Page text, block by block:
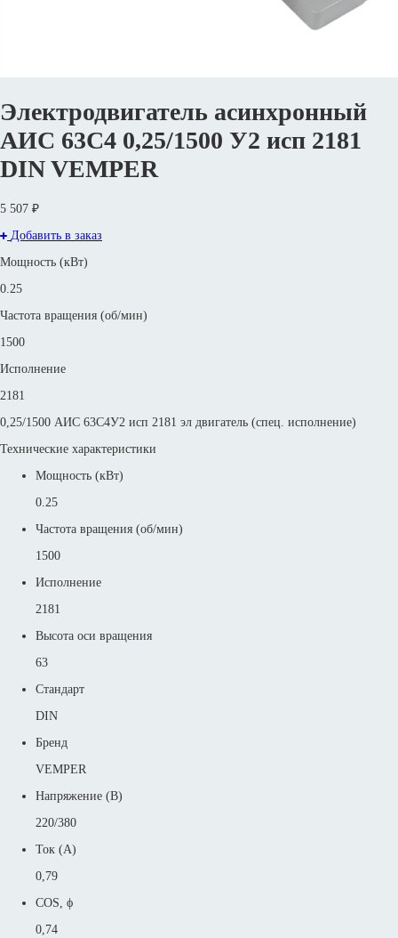
Электродвигатель асинхронный
АИС 63С4 0,25/1500 У2 исп 2181
DIN VEMPER
5 507 ₽
Добавить в заказ
Мощность (кВт)
0.25
Частота вращения (об/мин)
1500
Исполнение
2181
0,25/1500 АИС 63С4У2 исп 2181 эл двигатель (спец. исполнение)
Технические характеристики
Мощность (кВт)
0.25
Частота вращения (об/мин)
1500
Исполнение
2181
Высота оси вращения
63
Стандарт
DIN
Бренд
VEMPER
Напряжение (В)
220/380
Ток (А)
0,79
COS, ϕ
0,74